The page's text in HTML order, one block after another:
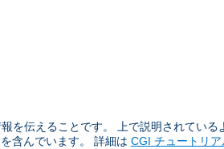
を伝えることです。 上で説明されてい
含んでいます。 詳細は CGI チュートリア